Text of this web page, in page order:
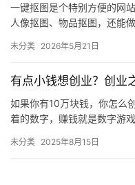
一键抠图是个特别方便的网
人像抠图、物品抠图，还能
来，直…
未分类 2026年5月21日
有点小钱想创业？创业
如果你有10万块钱，你怎么
着的数字，赚钱就是数字游
未分类 2025年8月15日